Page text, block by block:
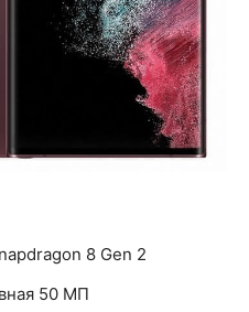
8 Gen 2
50 МП